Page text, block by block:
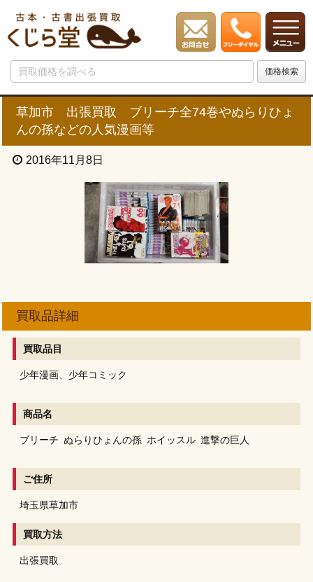
草加市 出張買取 ブリーチ全74巻やぬらりひょ
んの孫などの人気漫画等
2016年11月8日
買取品詳細
買取品目
少年漫画、少年コミック
商品名
ブリーチ ぬらりひょんの孫 ホイッスル 進撃の巨人
ご住所
埼玉県草加市
買取方法
出張買取